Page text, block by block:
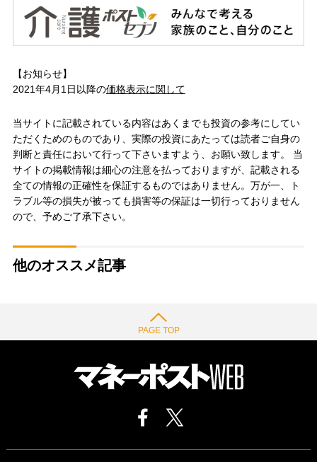
【お知らせ】
2021年4月1日以降の価格表示に関して
当サイトに記載されている内容はあくまでも投資の参考にしてい
ただくためのものであり、実際の投資にあたっては読者ご自身の
判断と責任において行って下さいますよう、お願い致します。 当
サイトの掲載情報は細心の注意を払っておりますが、記載される
全ての情報の正確性を保証するものではありません。万が一、ト
ラブル等の損失が被っても損害等の保証は一切行っておりません
ので、予めご了承下さい。
他のオススメ記事
PAGE TOP